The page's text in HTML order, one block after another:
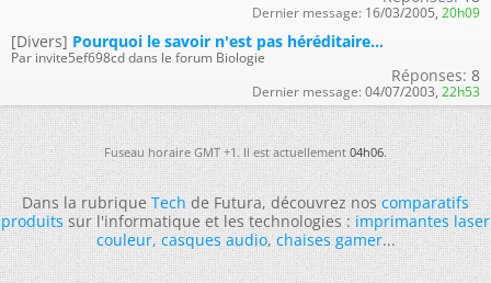
Dernier message: 16/03/2005, 20h09
[Divers] Pourquoi le savoir n'est pas héréditaire...
Par invite5ef698cd dans le forum Biologie
Réponses: 8
Dernier message: 04/07/2003, 22h53
Fuseau horaire GMT +1. Il est actuellement04h06.
Dans la rubriqueTechde Futura, découvrez noscomparatifs
produitssur l'informatique et les technologies :imprimantes laser
couleur,casques audio,chaises gamer...